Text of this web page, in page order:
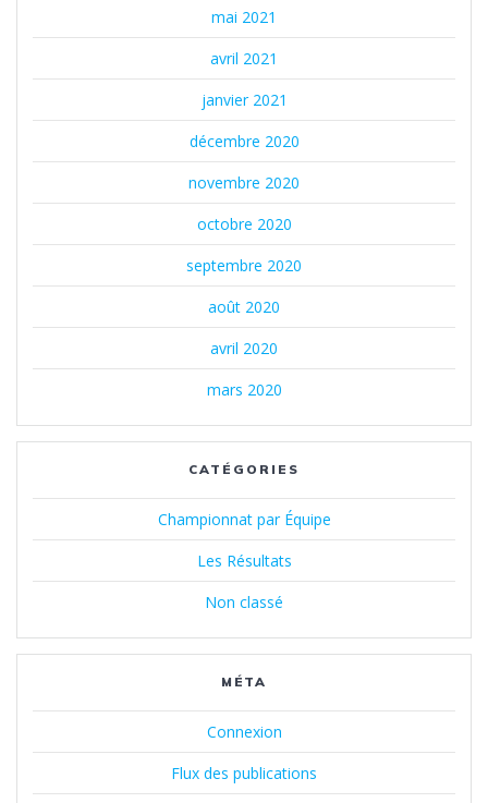
mai 2021
avril 2021
janvier 2021
décembre 2020
novembre 2020
octobre 2020
septembre 2020
août 2020
avril 2020
mars 2020
CATÉGORIES
Championnat par Équipe
Les Résultats
Non classé
MÉTA
Connexion
Flux des publications